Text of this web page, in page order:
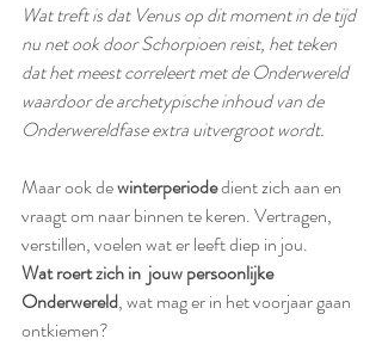
Wat treft is dat Venus op dit moment in de tijd
nu net ook door Schorpioen reist, het teken
dat het meest correleert met de Onderwereld
waardoor de archetypische inhoud van de
Onderwereldfase extra uitvergroot wordt.
Maar ook de winterperiode dient zich aan en
vraagt om naar binnen te keren. Vertragen,
verstillen, voelen wat er leeft diep in jou.
Wat roert zich in  jouw persoonlijke
Onderwereld, wat mag er in het voorjaar gaan
ontkiemen?